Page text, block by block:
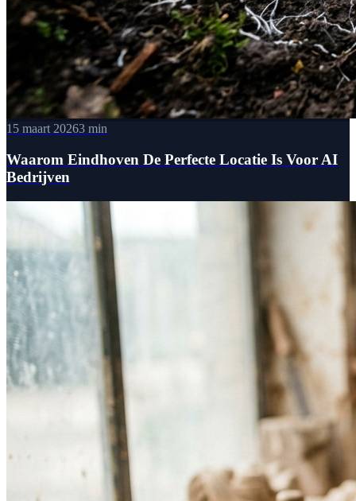
15 maart 20263 min
Waarom Eindhoven De Perfecte Locatie Is Voor AI
Bedrijven